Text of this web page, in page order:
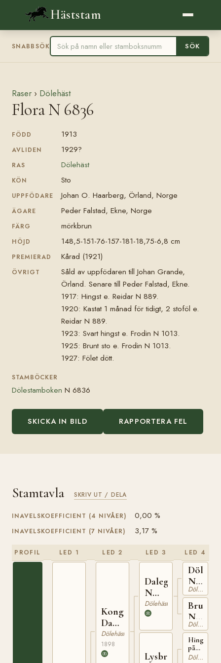
Häststam
SNABBSÖK SÖK
Raser › Dölehäst
Flora N 6836
FÖDD 1913
AVLIDEN 1929?
RAS Dölehäst
KÖN Sto
UPPFÖDARE Johan O. Haarberg, Örland, Norge
ÄGARE Peder Falstad, Ekne, Norge
FÄRG mörkbrun
HÖJD 148,5-151-76-157-181-18,75-6,8 cm
PREMIERAD Kårad (1921)
ÖVRIGT
Såld av uppfödaren till Johan Grande,
Örland. Senare till Peder Falstad, Ekne.
1917: Hingst e. Reidar N 889.
1920: Kastat 1 månad för tidigt, 2 stoföl e.
Reidar N 889.
1923: Svart hingst e. Frodin N 1013.
1925: Brunt sto e. Frodin N 1013.
1927: Fölet dött.
STAMBÖCKER
Dölestamboken N 6836
SKICKA IN BILD RAPPORTERA FEL
Stamtavla SKRIV UT / DELA
INAVELSKOEFFICIENT (4 NIVÅER) 0,00 %
INAVELSKOEFFICIENT (7 NIVÅER) 3,17 %
PROFIL LED 1 LED 2
Kong
Dag
N
620
Dölehäst
1898
LED 3
Dalegudbrand
N
446
Dölehäst
Lysbruna
LED 4
N
169
Dölehäst
Bruna
N
111Dölehäst
Hingst
på
TofteDölehäst